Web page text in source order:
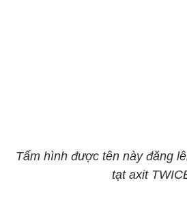
Tấm hình được tên này đăng
tạt axit